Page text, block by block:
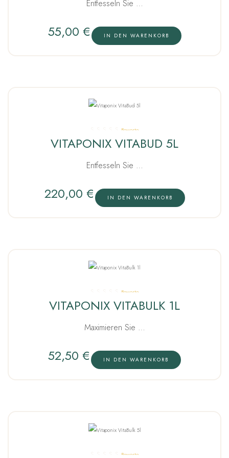
Entfesseln Sie …
55,00 € IN DEN WARENKORB
Bewertet
mit5.00von 5
VITAPONIX VITABUD 5L
Entfesseln Sie …
220,00 € IN DEN WARENKORB
Bewertet
mit5.00von 5
VITAPONIX VITABULK 1L
Maximieren Sie …
52,50 € IN DEN WARENKORB
Bewertet